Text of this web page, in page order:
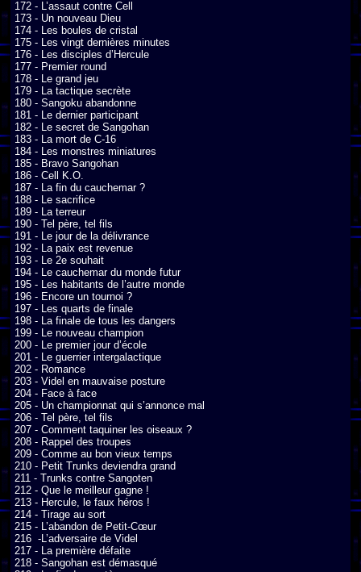
172 - L’assaut contre Cell
173 - Un nouveau Dieu
174 - Les boules de cristal
175 - Les vingt dernières minutes
176 - Les disciples d’Hercule
177 - Premier round
178 - Le grand jeu
179 - La tactique secrète
180 - Sangoku abandonne
181 - Le dernier participant
182 - Le secret de Sangohan
183 - La mort de C-16
184 - Les monstres miniatures
185 - Bravo Sangohan
186 - Cell K.O.
187 - La fin du cauchemar ?
188 - Le sacrifice
189 - La terreur
190 - Tel père, tel fils
191 - Le jour de la délivrance
192 - La paix est revenue
193 - Le 2e souhait
194 - Le cauchemar du monde futur
195 - Les habitants de l’autre monde
196 - Encore un tournoi ?
197 - Les quarts de finale
198 - La finale de tous les dangers
199 - Le nouveau champion
200 - Le premier jour d’école
201 - Le guerrier intergalactique
202 - Romance
203 - Videl en mauvaise posture
204 - Face à face
205 - Un championnat qui s’annonce mal
206 - Tel père, tel fils
207 - Comment taquiner les oiseaux ?
208 - Rappel des troupes
209 - Comme au bon vieux temps
210 - Petit Trunks deviendra grand
211 - Trunks contre Sangoten
212 - Que le meilleur gagne !
213 - Hercule, le faux héros !
214 - Tirage au sort
215 - L’abandon de Petit-Cœur
216  -L’adversaire de Videl
217 - La première défaite
218 - Sangohan est démasqué